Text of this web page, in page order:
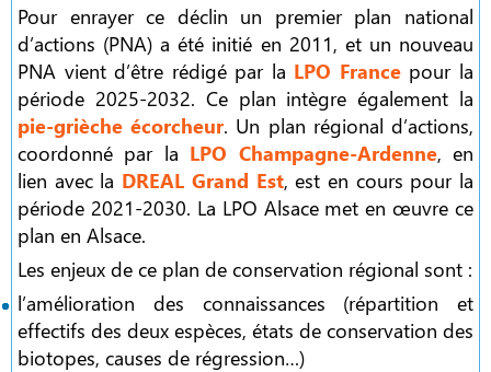
Pour enrayer ce déclin un premier plan national
d’actions (PNA) a été initié en 2011, et un nouveau
PNA vient d’être rédigé par la LPO Francepour la
période 2025-2032. Ce plan intègre également la
pie-grièche écorcheur. Un plan régional d’actions,
coordonné par la LPO Champagne-Ardenne, en
lien avec la DREAL Grand Est, est en cours pour la
période 2021-2030. La LPO Alsace met en œuvre ce
plan en Alsace.
Les enjeux de ce plan de conservation régional sont :
l’amélioration des connaissances (répartition et
effectifs des deux espèces, états de conservation des
biotopes, causes de régression…)